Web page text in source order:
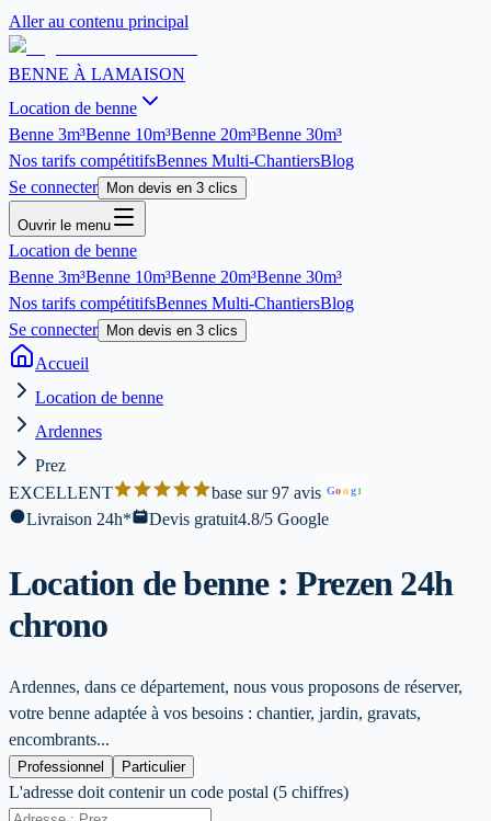
Aller au contenu principal
BENNE À LAMAISON
Location de benne
Benne 3m³Benne 10m³Benne 20m³Benne 30m³
Nos tarifs compétitifsBennes Multi-ChantiersBlog
Se connecter
Mon devis en 3 clics
Ouvrir le menu
Location de benne
Benne 3m³Benne 10m³Benne 20m³Benne 30m³
Nos tarifs compétitifsBennes Multi-ChantiersBlog
Se connecter
Mon devis en 3 clics
Accueil
Location de benne
Ardennes
Prez
EXCELLENT
base sur 97 avis Goog l
Livraison 24h* Devis gratuit4.8/5 Google
Location de benne : Prezen 24h
chrono
Ardennes, dans ce département, nous vous proposons de réserver,
votre benne adaptée à vos besoins : chantier, jardin, gravats,
encombrants...
Professionnel Particulier
L'adresse doit contenir un code postal (5 chiffres)